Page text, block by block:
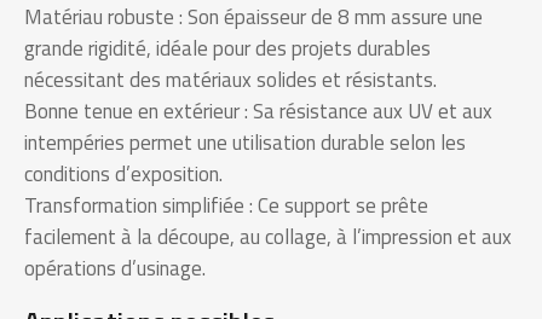
Matériau robuste : Son épaisseur de 8 mm assure une
grande rigidité, idéale pour des projets durables
nécessitant des matériaux solides et résistants.
Bonne tenue en extérieur : Sa résistance aux UV et aux
intempéries permet une utilisation durable selon les
conditions d’exposition.
Transformation simplifiée : Ce support se prête
facilement à la découpe, au collage, à l’impression et aux
opérations d’usinage.